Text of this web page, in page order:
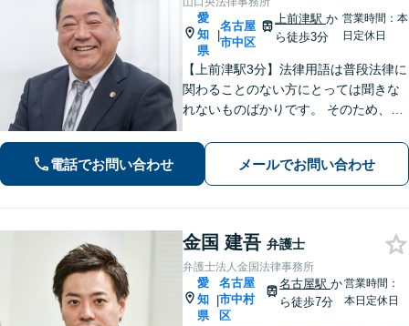
愛
知
県
|
名古屋
市中区
上前津駅か
ら徒歩3分
営業時間：本
日定休日
【上前津駅3分】法律用語は普段法律に
関わることのない方にとっては聞きな
れないものばかりです。 そのため、な
からの対応を説明させていただきま
す。最善の解決策は何なのかを共に考
え、解決までサポートさせていただき
ます。
電話でお問い合わせ メールでお問い合わせ
金国 建吾 弁護士
弁護士法人金国法律事務所
愛
知
県
|
名古屋
市中村
区
名古屋駅か
ら徒歩7分
営業時間：
本日定休日